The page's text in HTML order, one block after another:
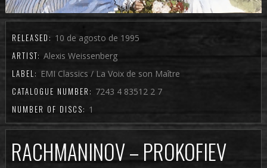
RELEASED: 10 de agosto de 1995
ARTIST: Alexis Weissenberg
LABEL: EMI Classics / La Voix de son Maître
CATALOGUE NUMBER: 7243 4 83512 2 7
NUMBER OF DISCS: 1
RACHMANINOV – PROKOFIEV